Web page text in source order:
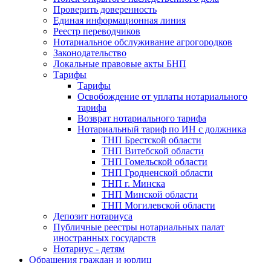
Проверить доверенность
Единая информационная линия
Реестр переводчиков
Нотариальное обслуживание агрогородков
Законодательство
Локальные правовые акты БНП
Тарифы
Тарифы
Освобождение от уплаты нотариального
тарифа
Возврат нотариального тарифа
Нотариальный тариф по ИН с должника
ТНП Брестской области
ТНП Витебской области
ТНП Гомельской области
ТНП Гродненской области
ТНП г. Минска
ТНП Минской области
ТНП Могилевской области
Депозит нотариуса
Публичные реестры нотариальных палат
иностранных государств
Нотариус - детям
Обращения граждан и юрлиц